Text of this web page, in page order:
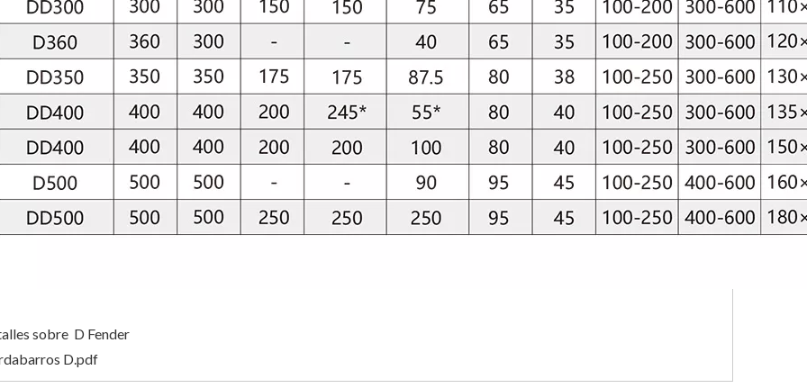
sobre D Fender
D.pdf